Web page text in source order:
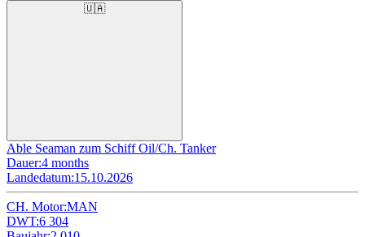
🇺🇦
Able Seaman zum Schiff Oil/Ch. Tanker
Dauer:4 months
Landedatum:15.10.2026
CH. Motor:MAN
DWT:6 304